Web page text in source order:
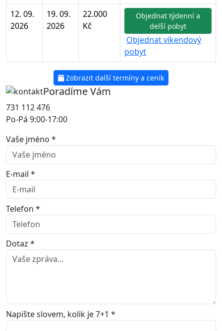
12. 09.
2026
19. 09.
2026
22.000
Kč
Objednat týdenní a
delší pobyt
Objednat víkendový
pobyt
Zobrazit další termíny a ceník
Poradíme Vám
731 112 476
Po-Pá 9:00-17:00
Vaše jméno *
E-mail *
Telefon *
Dotaz *
Napište slovem, kolik je 7+1 *